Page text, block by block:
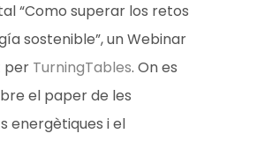
“Como superar los retos
sostenible”, un Webinar
per TurningTables. On es
el paper de les
energètiques i el